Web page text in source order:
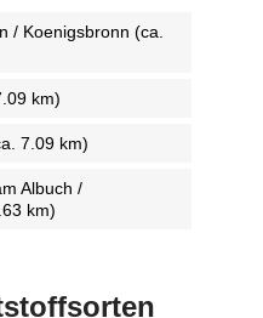
/ Koenigsbronn (ca.
km)
7.09 km)
Albuch /
km)